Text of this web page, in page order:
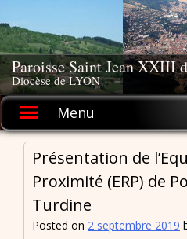
to
content
Paroisse Saint Jean XXIII
Diocèse de LYON
Menu
Présentation de
Proximité (ERP) de
Turdine
Posted on 2 septembre 2019